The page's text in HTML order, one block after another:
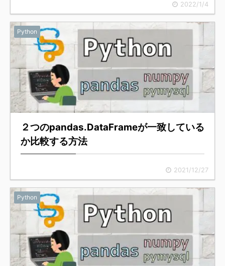
2022/1/4
Python
２つのpandas.DataFrameが一致している
か比較する方法
2021/12/27
Python